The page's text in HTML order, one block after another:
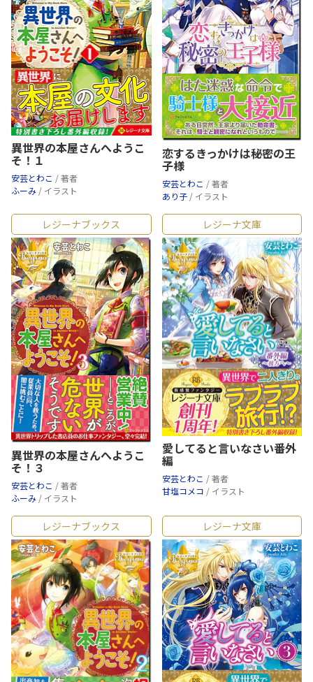
異世界の本屋さんへようこ
そ！１
安芸とわこ / 著者
ふーみ / イラスト
恋するきっかけは秘密の王
子様
安芸とわこ / 著者
あり子 / イラスト
レジーナブックス
異世界の本屋さんへようこ
そ！３
安芸とわこ / 著者
ふーみ / イラスト
レジーナ文庫
愛してると言いなさい番外
編
安芸とわこ / 著者
甘塩コメコ / イラスト
レジーナブックス レジーナ文庫